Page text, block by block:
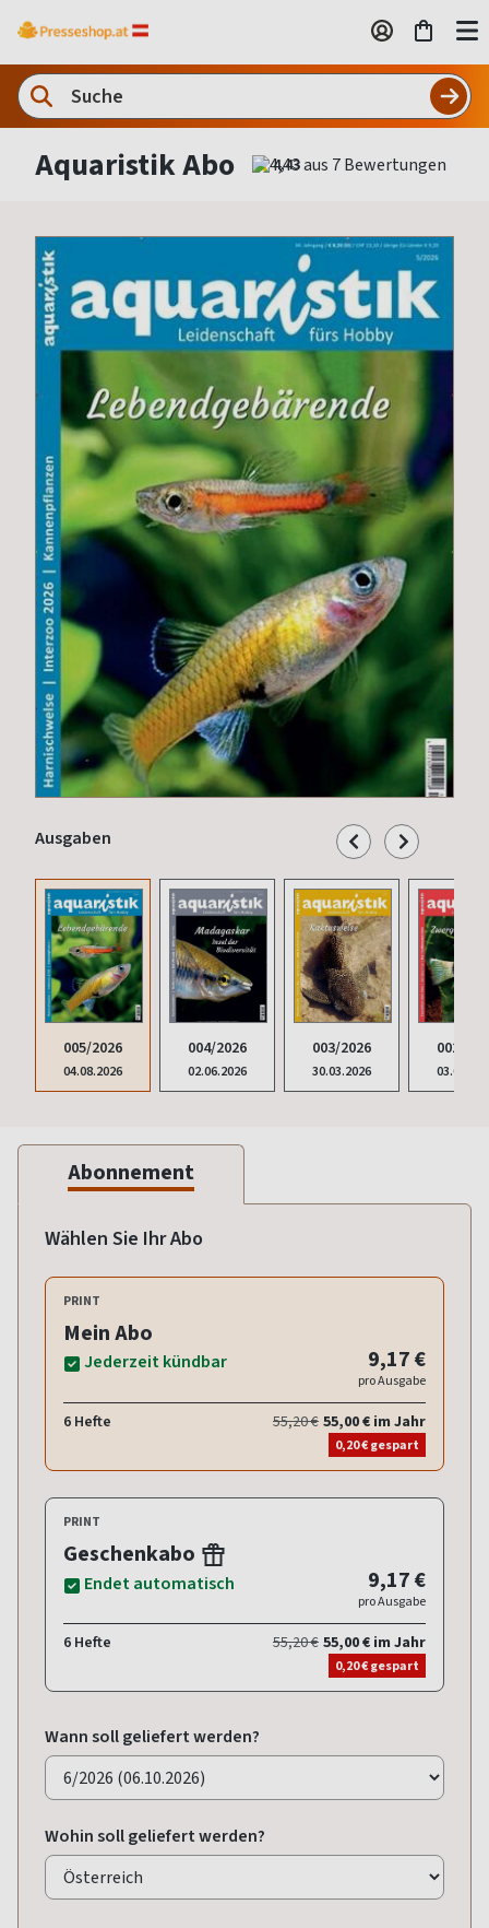
Aquaristik Abo 4,43
Ausgaben
005/2026
04.08.2026
004/2026
02.06.2026
003/2026
30.03.2026
002/
Abonnement
Wählen Sie Ihr Abo
PRINT
Mein Abo
Jederzeit kündbar 9,17 €
pro Ausgabe
6 Hefte 55,20 € 55,00 € im Jahr
0,20 € gespart
PRINT
Geschenkabo
Endet automatisch 9,17 €
pro Ausgabe
6 Hefte 55,20 € 55,00 € im Jahr
0,20 € gespart
Wann soll geliefert werden?
Wohin soll geliefert werden?